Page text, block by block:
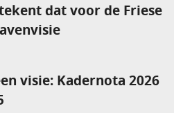
dat voor de Friese
visie: Kadernota 2026